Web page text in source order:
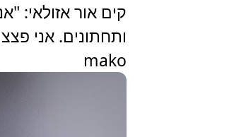
קים אור אזולאי:
ותחתונים. אני
mako